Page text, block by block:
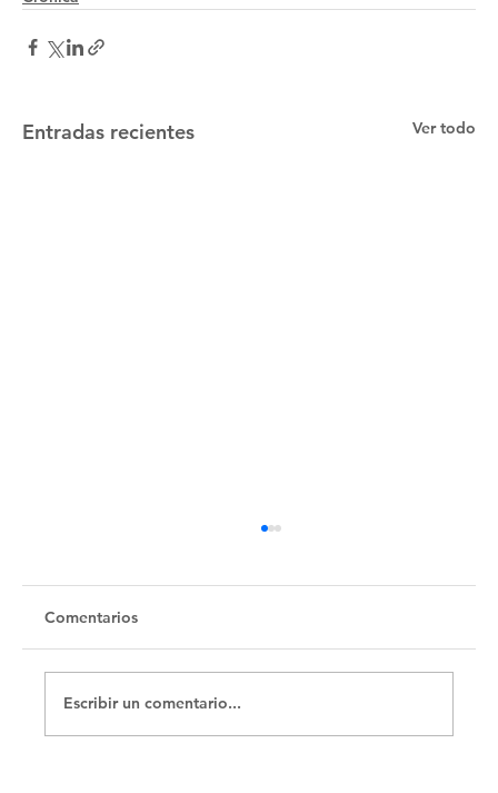
Entradas recientes Ver todo
Untitled
Comentarios
Escribir un comentario...